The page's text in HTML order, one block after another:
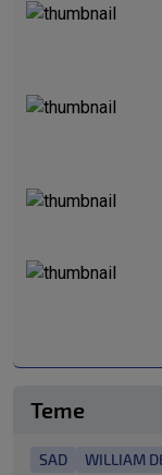
Teme
SAD WILLIAM